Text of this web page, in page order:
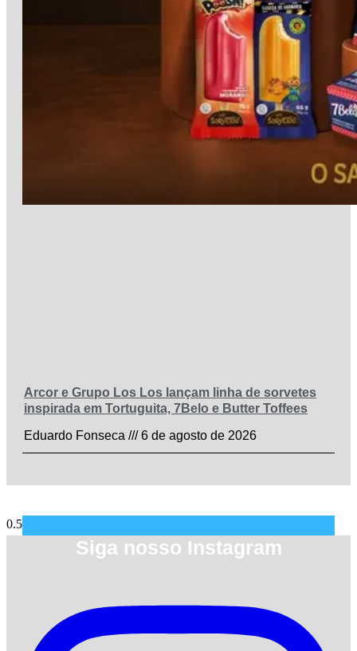
Arcor e Grupo Los Los lançam linha de sorvetes
inspirada em Tortuguita, 7Belo e Butter Toffees
Eduardo Fonseca
6 de agosto de 2026
Siga nosso Instagram